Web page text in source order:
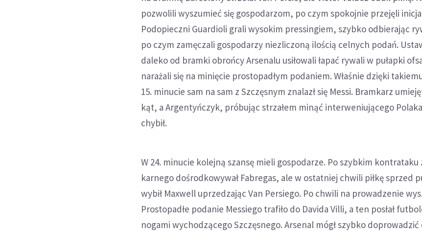
pozwolili wyszumieć się gospodarzom, po czym spokojnie przejęli
Podopieczni Guardioli grali wysokim pressingiem, szybko odbierając
po czym zamęczali gospodarzy niezliczoną ilością celnych podań.
daleko od bramki obrońcy Arsenalu usiłowali łapać rywali w pułapki
narażali się na minięcie prostopadłym podaniem. Właśnie dzięki
15. minucie sam na sam z Szczęsnym znalazł się Messi. Bramkarz
kąt, a Argentyńczyk, próbując strzałem minąć interweniującego
chybił.
W 24. minucie kolejną szansę mieli gospodarze. Po szybkim kontrataku
karnego dośrodkowywał Fabregas, ale w ostatniej chwili piłkę sprzed
wybił Maxwell uprzedzając Van Persiego. Po chwili na prowadzenie
Prostopadłe podanie Messiego trafiło do Davida Villi, a ten posłał
nogami wychodzącego Szczęsnego. Arsenal mógł szybko doprowadzić